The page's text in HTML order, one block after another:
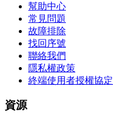
幫助中心
常見問題
故障排除
找回序號
聯絡我們
隱私權政策
終端使用者授權協定
資源